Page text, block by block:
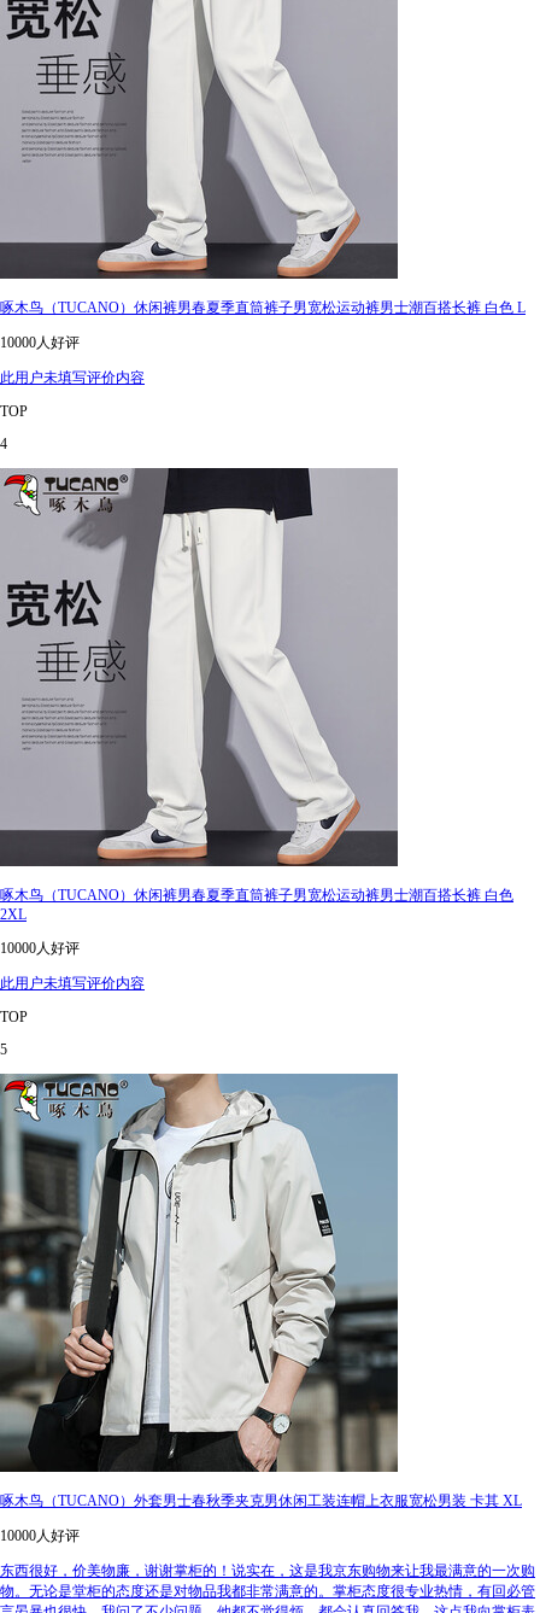
啄木鸟（TUCANO）休闲裤男春夏季直筒裤子男宽松运动裤男士潮百搭长裤 白色 L
10000人好评
此用户未填写评价内容
TOP
4
啄木鸟（TUCANO）休闲裤男春夏季直筒裤子男宽松运动裤男士潮百搭长裤 白色
2XL
10000人好评
此用户未填写评价内容
TOP
5
啄木鸟（TUCANO）外套男士春秋季夹克男休闲工装连帽上衣服宽松男装 卡其 XL
10000人好评
东西很好，价美物廉，谢谢掌柜的！说实在，这是我京东购物来让我最满意的一次购
物。无论是堂柜的态度还是对物品我都非常满意的。掌柜态度很专业热情，有回必管